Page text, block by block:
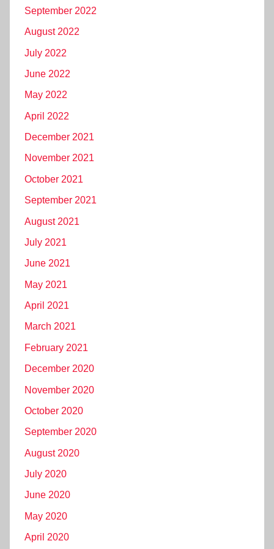
September 2022
August 2022
July 2022
June 2022
May 2022
April 2022
December 2021
November 2021
October 2021
September 2021
August 2021
July 2021
June 2021
May 2021
April 2021
March 2021
February 2021
December 2020
November 2020
October 2020
September 2020
August 2020
July 2020
June 2020
May 2020
April 2020